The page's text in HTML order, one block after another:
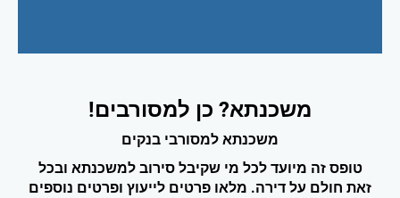
משכנתא? כן למסורבים!
משכנתא למסורבי בנקים
טופס זה מיועד לכל מי שקיבל סירוב למשכנתא ובכל
זאת חולם על דירה. מלאו פרטים לייעוץ ופרטים נוספים